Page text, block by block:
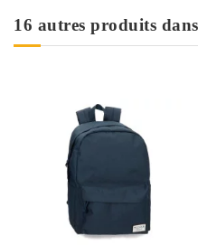
16 autres produits